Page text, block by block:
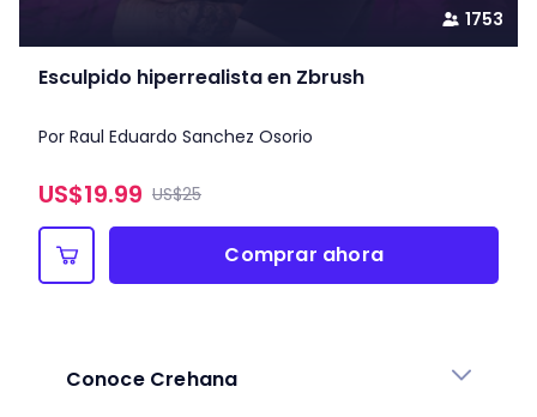
1753
Esculpido hiperrealista en Zbrush
Por Raul Eduardo Sanchez Osorio
US$19.99 US$25
Comprar ahora
Conoce Crehana